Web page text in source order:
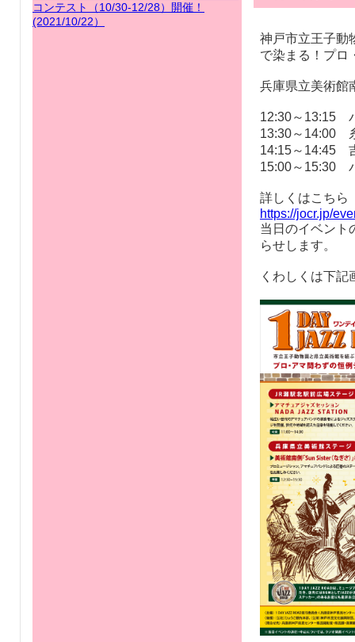
コンテスト（10/30-12/28）開催！
(2021/10/22）
神戸市立王子動
で染まる！プロ
兵庫県立美
12:30～13:15
13:30～14:00
14:15～14:45
15:00～15:30
詳しくはこちら
https://jocr.jp/
当日のイベント
らせします。
くわしくは下記